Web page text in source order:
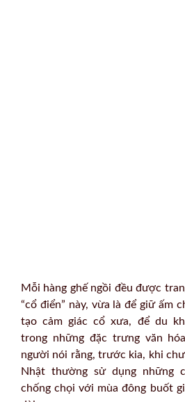
Mỗi hàng ghế ngồi đều được
“cổ điển” này, vừa là để giữ ấm
tạo cảm giác cổ xưa, để du
trong những đặc trưng văn
người nói rằng, trước kia, khi
Nhật thường sử dụng những
chống chọi với mùa đông buốt